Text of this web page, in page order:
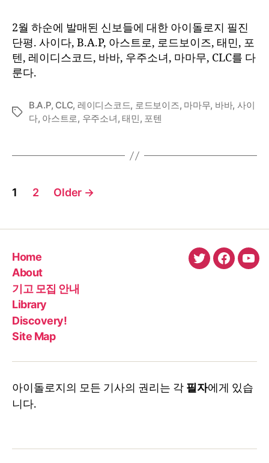
2
월
하
2월 하순에 발매된 신보들에 대한 아이돌로지 필진
단평. 사이다, B.A.P, 아스트로, 로드보이즈, 태민, 포
텐, 레이디스코드, 바바, 우주소녀, 마마무, CLC를 다
룬다.
Tags
B.A.P, CLC, 레이디스코드, 로드보이즈, 마마무, 바바, 사이
다, 아스트로, 우주소녀,태민, 포텐
Posts
1 2 Older →
Home
About
기고 모집 안내
Library
Discovery!
Site Map
twitter
아이돌로지의 모든 기사의 권리는 각 필자에게 있습
니다.